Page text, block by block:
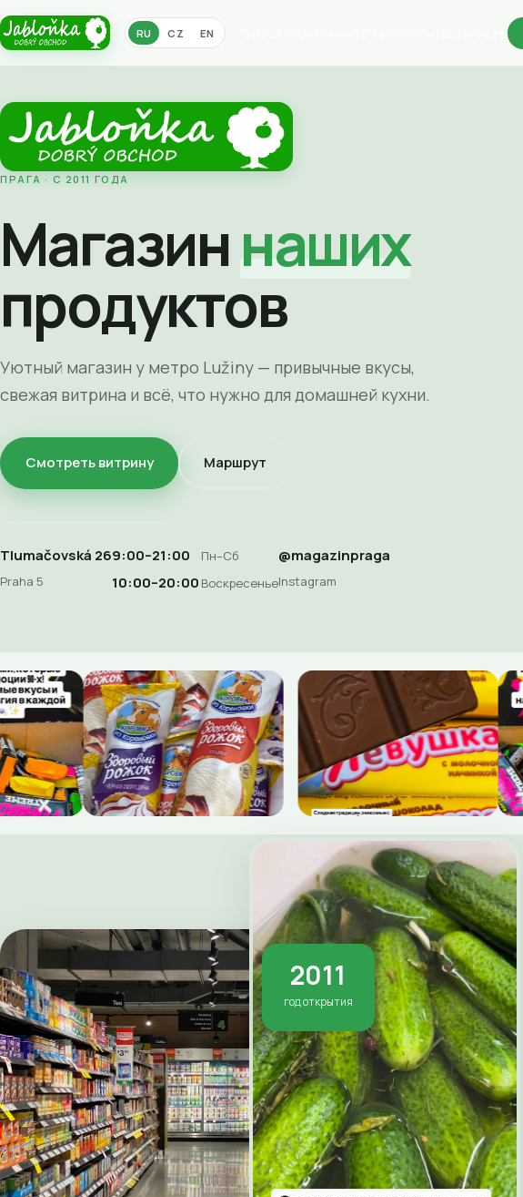
RU CZ EN Фото
ПРАГА · С 2011 ГОДА
Магазиннаших
продуктов
Уютный магазин у метро Lužiny — привычные вкусы,
свежая витрина и всё, что нужно для домашней кухни.
Смотреть витрину Маршрут
Tlumačovská 26
Praha 5
9:00–21:00 Пн–Сб
10:00–20:00 Воскресенье
@magazinpraga
Instagram
2011
год открытия